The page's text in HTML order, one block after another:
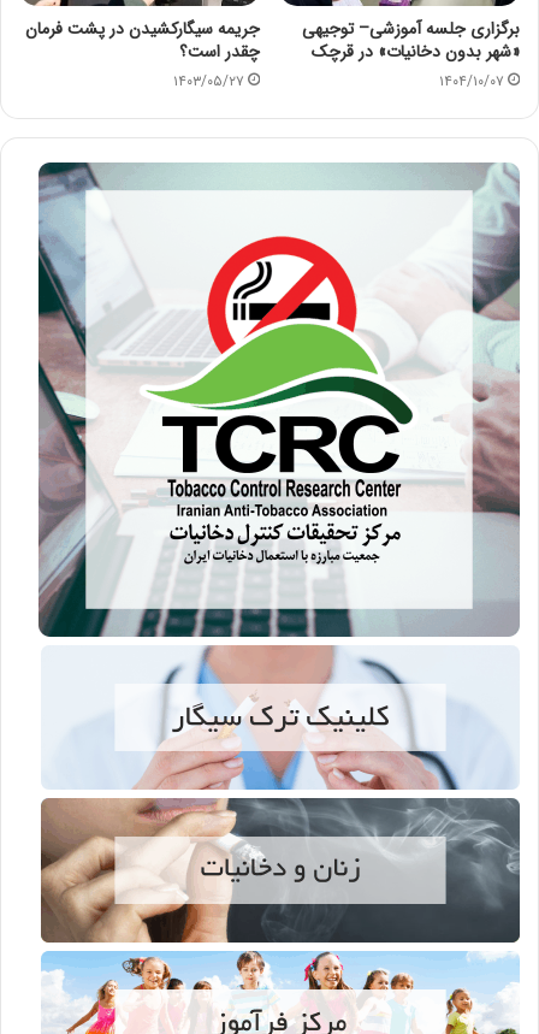
برگزاری جلسه آموزشی– توجیهی
«شهر بدون دخانیات» در قرچک
۱۴۰۴/۱۰/۰۷
جریمه سیگارکشیدن در پشت فرمان
چقدر است؟
۱۴۰۳/۰۵/۲۷